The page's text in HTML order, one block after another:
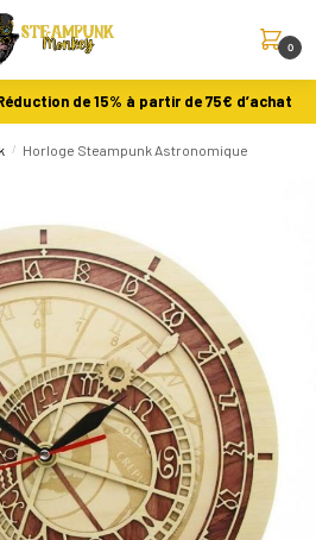
0
de 15% à partir de 75€ d’achat
/ Horloge Steampunk Astronomique